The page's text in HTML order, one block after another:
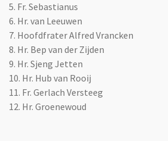
5. Fr. Sebastianus
6. Hr. van Leeuwen
7. Hoofdfrater Alfred Vrancken
8. Hr. Bep van der Zijden
9. Hr. Sjeng Jetten
10. Hr. Hub van Rooij
11. Fr. Gerlach Versteeg
12. Hr. Groenewoud